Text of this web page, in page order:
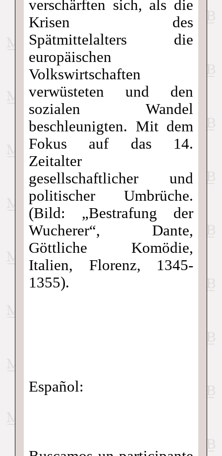
verschärften sich, als die
Krisen des
Spätmittelalters die
europäischen
Volkswirtschaften
verwüsteten und den
sozialen Wandel
beschleunigten. Mit dem
Fokus auf das 14.
Zeitalter
gesellschaftlicher und
politischer Umbrüche.
(Bild: „Bestrafung der
Wucherer“, Dante,
Göttliche Komödie,
Italien, Florenz, 1345-
1355).
Español: